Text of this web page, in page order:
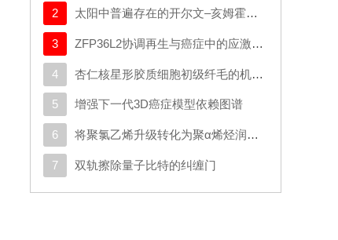
2 太阳中普遍存在的开尔文–亥姆霍兹不稳定性驱动等离子体混合
3 ZFP36L2协调再生与癌症中的应激适应性可塑性
4 杏仁核星形胶质细胞初级纤毛的机制与应激行为密切相关。
5 增强下一代3D癌症模型依赖图谱
6 将聚氯乙烯升级转化为聚α烯烃润滑剂
7 双轨擦除量子比特的纠缠门